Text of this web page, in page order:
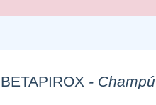
BETAPIROX - Champú